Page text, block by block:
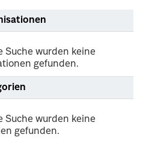
Suche wurden keine
gefunden.
Suche wurden keine
gefunden.